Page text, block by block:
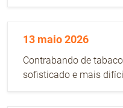
Não Contrabando
13 maio 2026
Contrabando de
sofisticado e mais